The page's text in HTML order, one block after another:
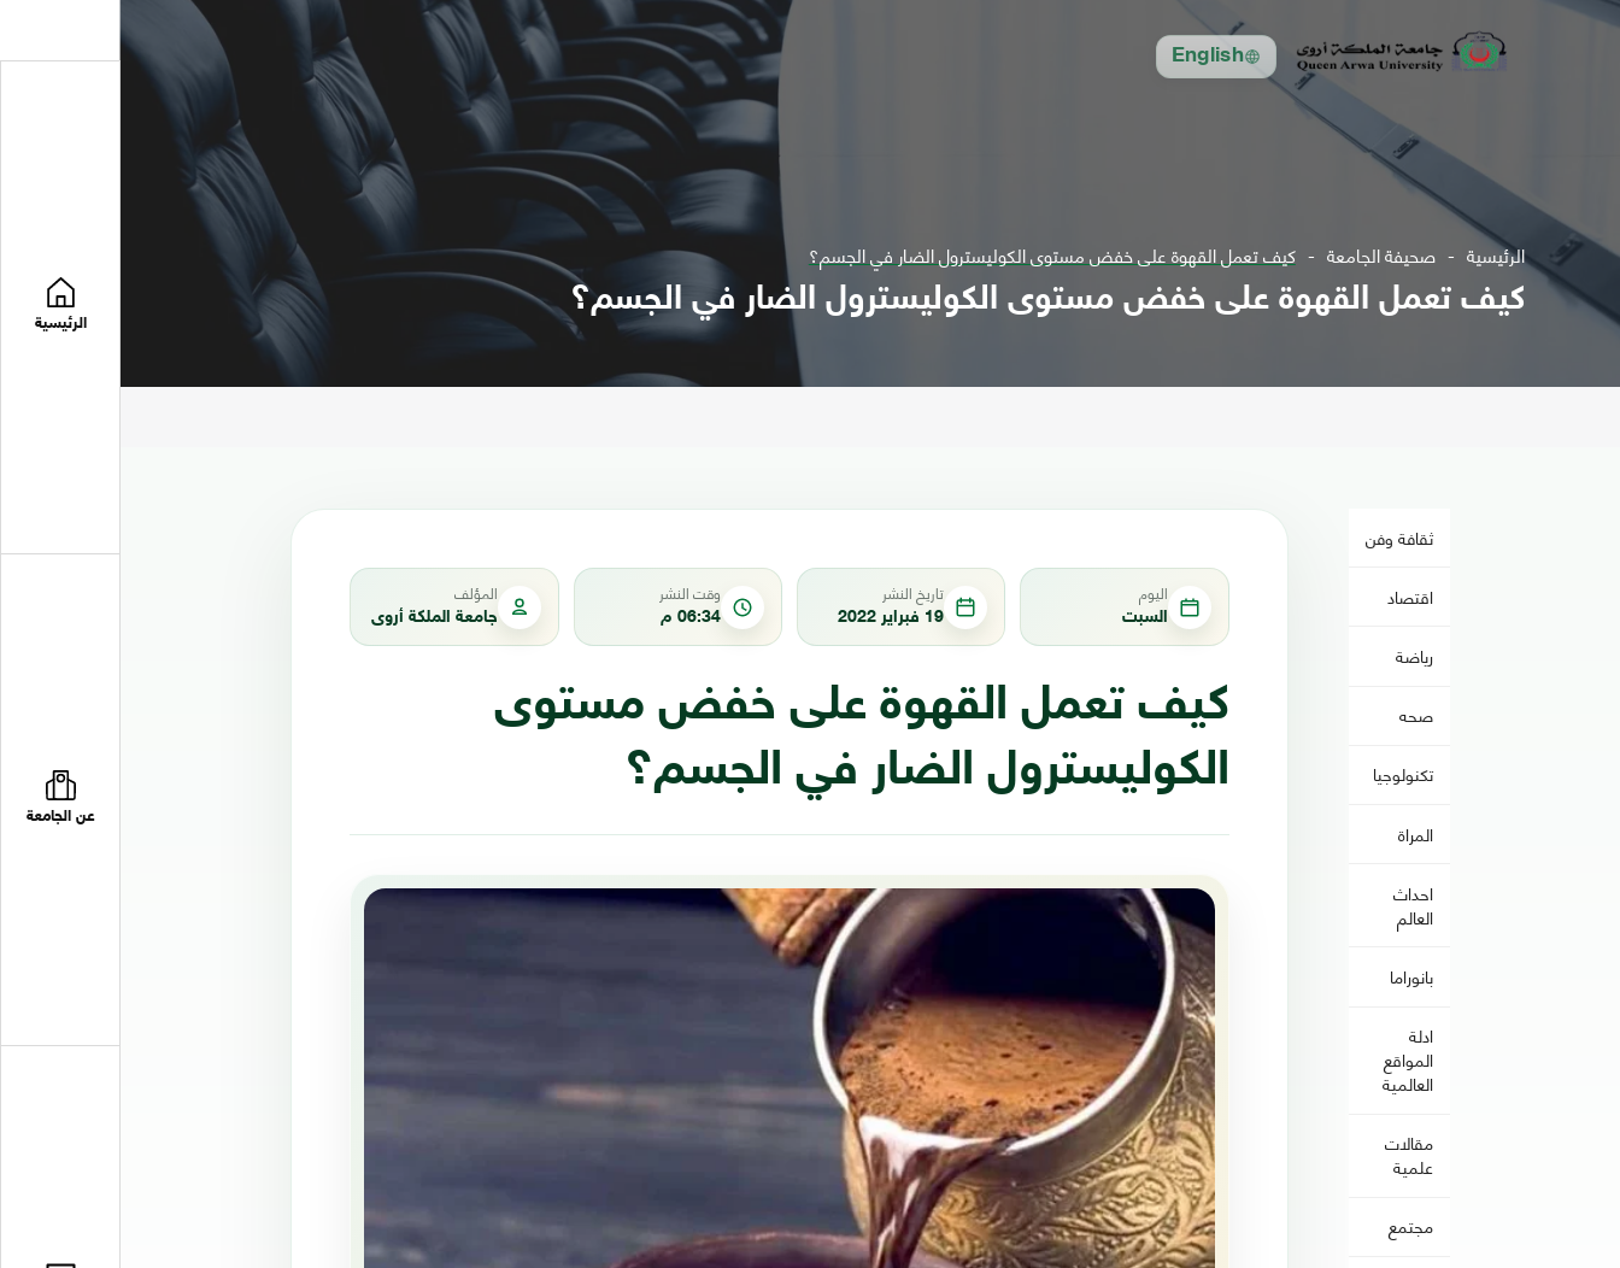
English
الرئيسية
عن الجامعة
الرئيسية صحيفة الجامعة كيف تعمل القهوة على خفض مستوى الكوليسترول الضار في الجسم؟
كيف تعمل القهوة على خفض مستوى الكوليسترول الضار في الجسم؟
ثقافة وفن
اقتصاد
رياضة
صحه
تكنولوجيا
المراة
احداث
العالم
بانوراما
ادلة
المواقع
العالمية
مقالات
علمية
مجتمع
اليوم
السبت
تاريخ النشر
19 فبراير 2022
وقت النشر
06:34 م
المؤلف
جامعة الملكة أروى
كيف تعمل القهوة على خفض مستوى
الكوليسترول الضار في الجسم؟